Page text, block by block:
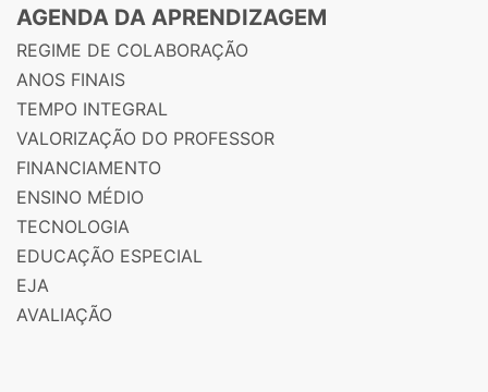
AGENDA DA APRENDIZAGEM
REGIME DE COLABORAÇÃO
ANOS FINAIS
TEMPO INTEGRAL
VALORIZAÇÃO DO PROFESSOR
FINANCIAMENTO
ENSINO MÉDIO
TECNOLOGIA
EDUCAÇÃO ESPECIAL
EJA
AVALIAÇÃO